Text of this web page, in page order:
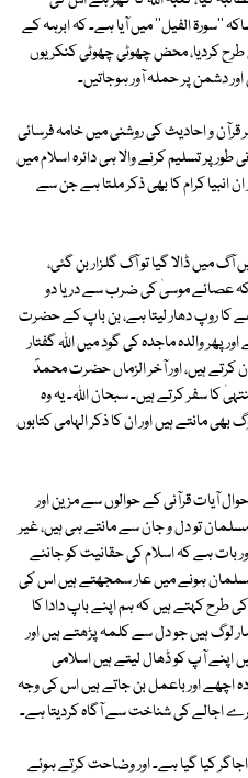
''سورۃ الفیل'' میں آیا ہے۔ کہ ابرہہ کے
طرح کردیا، محض چھوٹی چھوٹی کنکریوں
دشمن پر حملہ آور ہوجاتیں۔
جن پر قرآن و احادیث کی روشنی میں خامہ فرسائی
پر تسلیم کرنے والا ہی دائرہ اسلام میں
انبیا کرام کا بھی ذکر ملتا ہے جن سے
میں ڈالا گیا تو آگ گلزار بن گئی،
عصائے موسیٰ کی ضرب سے دریا دو
کا روپ دھار لیتا ہے، بن باپ کے حضرت
والدہ ماجدہ کی گود میں اللہ گفتار
کرتے ہیں، اور آخر الزماں حضرت محمدؐ
کا سفر کرتے ہیں۔ سبحان اللہ۔ یہ وہ
مانتے ہیں اور ان کا ذکر الہامی کتابوں
آیات قرآنی کے حوالوں سے مزین اور
تو دل و جان سے مانتے ہی ہیں، غیر
بات ہے کہ اسلام کی حقانیت کو جاننے
مسلمان ہونے میں عار سمجھتے ہیں اس کی
طرح کہتے ہیں کہ ہم اپنے باپ دادا کا
ہیں جو دل سے کلمہ پڑھتے ہیں اور
اپنے آپ کو ڈھال لیتے ہیں اسلامی
اچھے اور باعمل بن جاتے ہیں اس کی وجہ
اجالے کی شناخت سے آگاہ کردیتا ہے۔
کو اجاگر کیا گیا ہے۔ اور وضاحت کرتے ہوئے